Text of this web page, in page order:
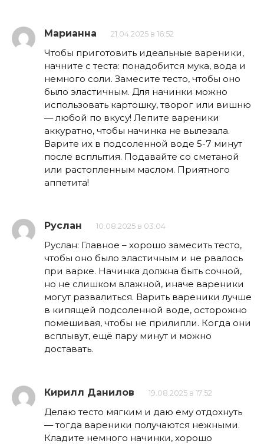
Марианна 21.04.2025 в 16:52
Чтобы приготовить идеальные вареники,
начните с теста: понадобится мука, вода и
немного соли. Замесите тесто, чтобы оно
было эластичным. Для начинки можно
использовать картошку, творог или вишню
— любой по вкусу! Лепите вареники
аккуратно, чтобы начинка не вылезала.
Варите их в подсоленной воде 5-7 минут
после всплытия. Подавайте со сметаной
или растопленным маслом. Приятного
аппетита!
Руслан 10.08.2025 в 03:04
Руслан: Главное – хорошо замесить тесто,
чтобы оно было эластичным и не рвалось
при варке. Начинка должна быть сочной,
но не слишком влажной, иначе вареники
могут развалиться. Варить вареники лучше
в кипящей подсоленной воде, осторожно
помешивая, чтобы не прилипли. Когда они
всплывут, ещё пару минут и можно
доставать.
Кирилл Данилов 19.08.2025 в 17:52
Делаю тесто мягким и даю ему отдохнуть
— тогда вареники получаются нежными.
Кладите немного начинки, хорошо